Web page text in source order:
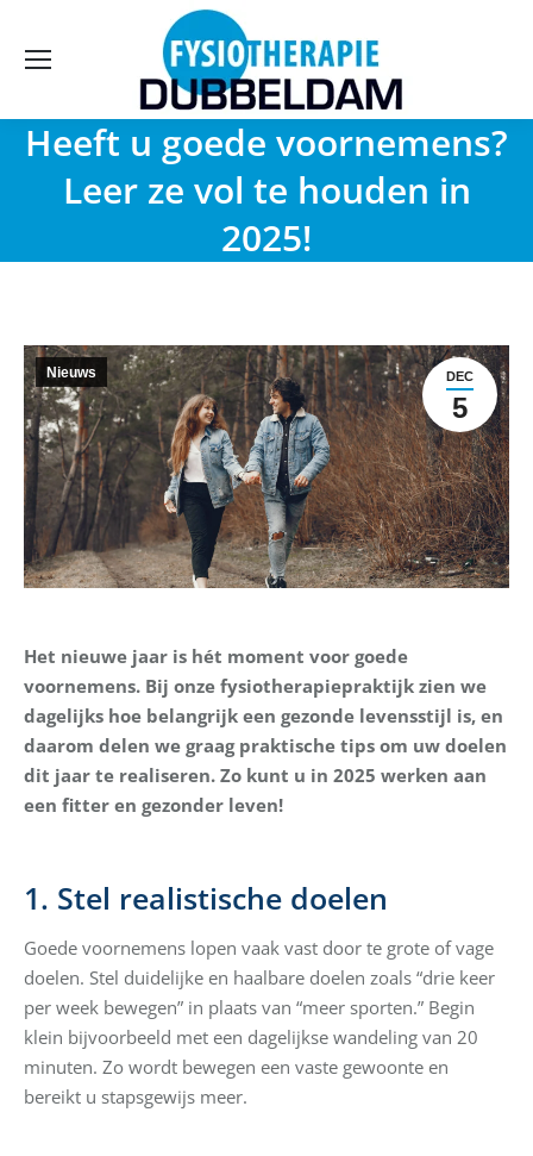
Heeft u goede voornemens?
Leer ze vol te houden in
2025!
DEC
5
Nieuws
Het nieuwe jaar is hét moment voor goede
voornemens. Bij onze fysiotherapiepraktijk zien we
dagelijks hoe belangrijk een gezonde levensstijl is, en
daarom delen we graag praktische tips om uw doelen
dit jaar te realiseren. Zo kunt u in 2025 werken aan
een fitter en gezonder leven!
1. Stel realistische doelen
Goede voornemens lopen vaak vast door te grote of vage
doelen. Stel duidelijke en haalbare doelen zoals “drie keer
per week bewegen” in plaats van “meer sporten.” Begin
klein bijvoorbeeld met een dagelijkse wandeling van 20
minuten. Zo wordt bewegen een vaste gewoonte en
bereikt u stapsgewijs meer.